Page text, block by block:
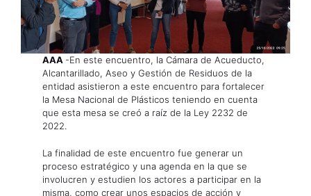
AAA -En este encuentro, la Cámara de Acueducto,
Alcantarillado, Aseo y Gestión de Residuos de la
entidad asistieron a este encuentro para fortalecer
la Mesa Nacional de Plásticos teniendo en cuenta
que esta mesa se creó a raíz de la Ley 2232 de
2022.
La finalidad de este encuentro fue generar un
proceso estratégico y una agenda en la que se
involucren y estudien los actores a participar en la
misma, como crear unos espacios de acción y